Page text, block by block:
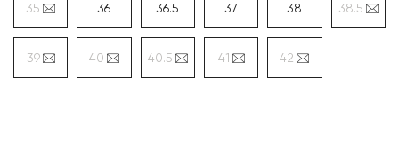
35 36 36.5 37 38 38.5
39 40 40.5 41 42